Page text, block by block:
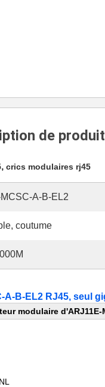
de produit
, crics modulaires rj45
A-B-EL2
coutume
B-EL2 RJ45, seul
modulaire